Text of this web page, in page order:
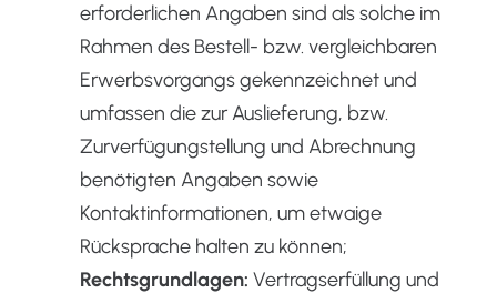
erforderlichen Angaben sind als solche im
Rahmen des Bestell- bzw. vergleichbaren
Erwerbsvorgangs gekennzeichnet und
umfassen die zur Auslieferung, bzw.
Zurverfügungstellung und Abrechnung
benötigten Angaben sowie
Kontaktinformationen, um etwaige
Rücksprache halten zu können;
Rechtsgrundlagen: Vertragserfüllung und